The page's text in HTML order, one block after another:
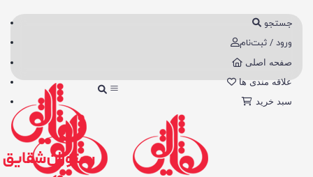
جستجو
ورود / ثبت‌نام
صفحه اصلی
علاقه مندی ها
سبد خرید